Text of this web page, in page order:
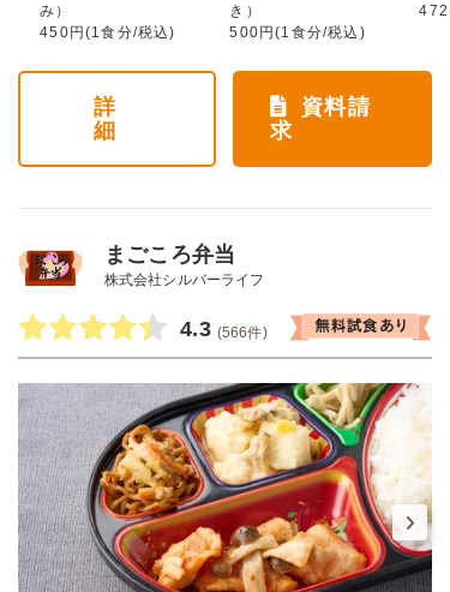
み）
450円(1食分/税込)
き）
500円(1食分/税込)
詳
細
資料請
求
まごころ弁当
株式会社シルバーライフ
4.3 (566件)